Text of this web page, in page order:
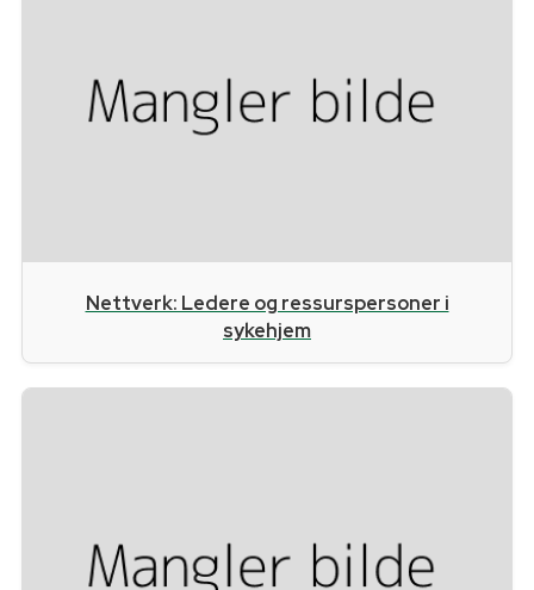
Nettverk: Ledere og ressurspersoner i
sykehjem